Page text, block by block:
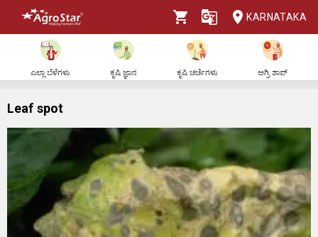
KARNATAKA
ಎಲ್ಲಾ ಬೆಳೆಗಳು ಕೃಷಿ ಜ್ಞಾನ ಕೃಷಿ ಚರ್ಚೆಗಳು ಅಗ್ರಿ ಶಾಪ್
Leaf spot